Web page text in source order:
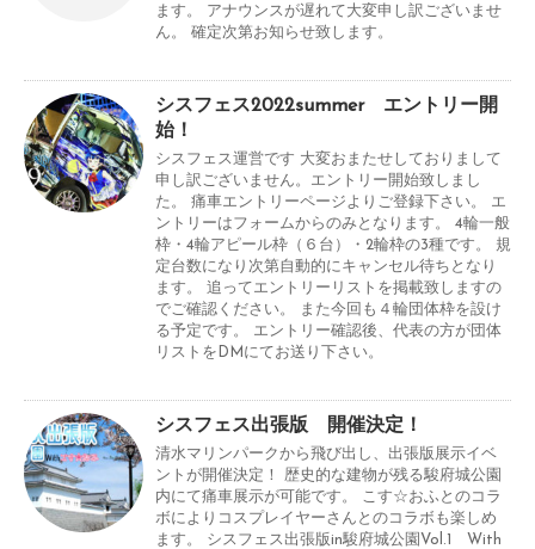
ます。 アナウンスが遅れて大変申し訳ございませ
ん。 確定次第お知らせ致します。
シスフェス2022summer エントリー開
始！
シスフェス運営です 大変おまたせしておりまして
申し訳ございません。エントリー開始致しまし
た。 痛車エントリーページよりご登録下さい。 エ
ントリーはフォームからのみとなります。 4輪一般
枠・4輪アピール枠（６台）・2輪枠の3種です。 規
定台数になり次第自動的にキャンセル待ちとなり
ます。 追ってエントリーリストを掲載致しますの
でご確認ください。 また今回も４輪団体枠を設け
る予定です。 エントリー確認後、代表の方が団体
リストをDMにてお送り下さい。
シスフェス出張版 開催決定！
清水マリンパークから飛び出し、出張版展示イベ
ントが開催決定！ 歴史的な建物が残る駿府城公園
内にて痛車展示が可能です。 こす☆おふとのコラ
ボによりコスプレイヤーさんとのコラボも楽しめ
ます。 シスフェス出張版in駿府城公園Vol.1 With